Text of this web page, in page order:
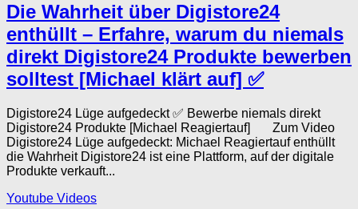
Die Wahrheit über Digistore24
enthüllt – Erfahre, warum du niemals
direkt Digistore24 Produkte bewerben
solltest [Michael klärt auf] ✅
Digistore24 Lüge aufgedeckt ✅ Bewerbe niemals direkt
Digistore24 Produkte [Michael Reagiertauf] Zum Video
Digistore24 Lüge aufgedeckt: Michael Reagiertauf enthüllt
die Wahrheit Digistore24 ist eine Plattform, auf der digitale
Produkte verkauft...
Youtube Videos